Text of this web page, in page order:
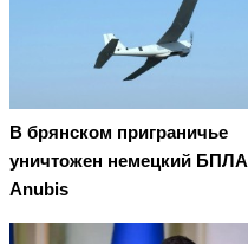
В брянском приграничье
уничтожен немецкий БПЛА
Anubis